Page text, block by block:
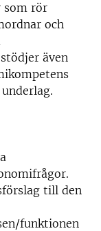
som rör
och
även
till den
funktionen